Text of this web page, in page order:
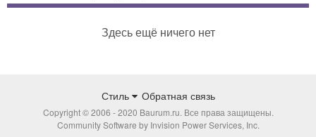
Здесь ещё ничего нет
Стиль Обратная связь
Copyright © 2006 - 2020 Baurum.ru. Все права защищены.
Community Software by Invision Power Services, Inc.